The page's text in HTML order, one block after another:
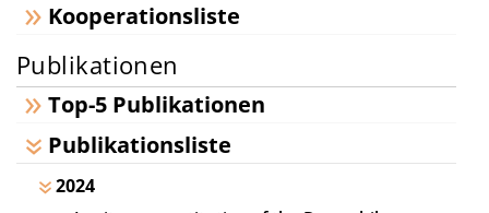
Kooperationsliste
Publikationen
Top-5 Publikationen
Publikationsliste
2024